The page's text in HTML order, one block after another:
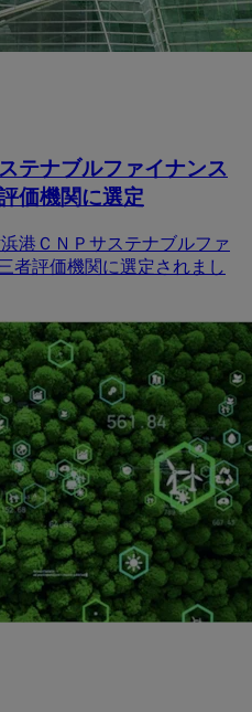
テナブルファイナンス
価機関に選定
港ＣＮＰサステナブルファ
者評価機関に選定されまし